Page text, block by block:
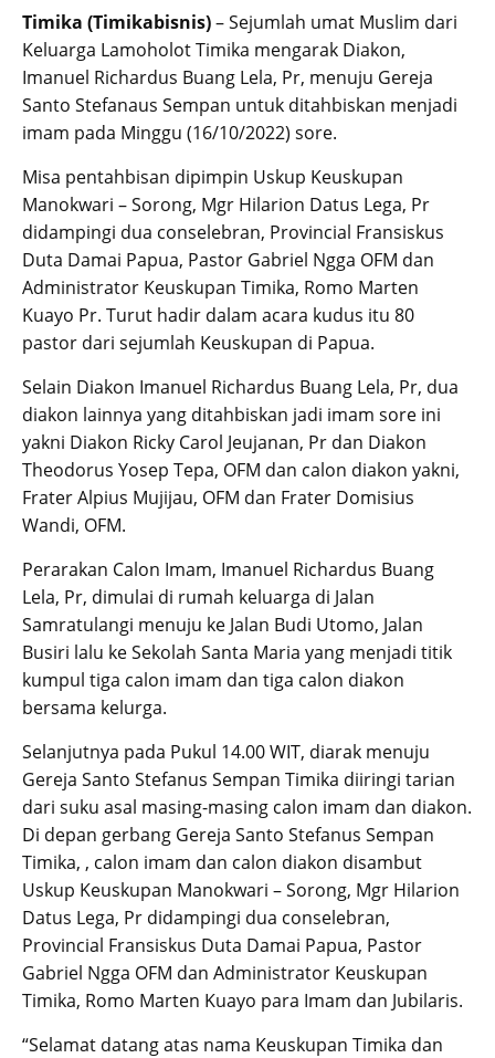
Timika (Timikabisnis)– Sejumlah umat Muslim dari
Keluarga Lamoholot Timika mengarak Diakon,
Imanuel Richardus Buang Lela, Pr, menuju Gereja
Santo Stefanaus Sempan untuk ditahbiskan menjadi
imam pada Minggu (16/10/2022) sore.
Misa pentahbisan dipimpin Uskup Keuskupan
Manokwari – Sorong, Mgr Hilarion Datus Lega, Pr
didampingi dua conselebran, Provincial Fransiskus
Duta Damai Papua, Pastor Gabriel Ngga OFM dan
Administrator Keuskupan Timika, Romo Marten
Kuayo Pr. Turut hadir dalam acara kudus itu 80
pastor dari sejumlah Keuskupan di Papua.
Selain Diakon Imanuel Richardus Buang Lela, Pr, dua
diakon lainnya yang ditahbiskan jadi imam sore ini
yakni Diakon Ricky Carol Jeujanan, Pr dan Diakon
Theodorus Yosep Tepa, OFM dan calon diakon yakni,
Frater Alpius Mujijau, OFM dan Frater Domisius
Wandi, OFM.
Perarakan Calon Imam, Imanuel Richardus Buang
Lela, Pr, dimulai di rumah keluarga di Jalan
Samratulangi menuju ke Jalan Budi Utomo, Jalan
Busiri lalu ke Sekolah Santa Maria yang menjadi titik
kumpul tiga calon imam dan tiga calon diakon
bersama kelurga.
Selanjutnya pada Pukul 14.00 WIT, diarak menuju
Gereja Santo Stefanus Sempan Timika diiringi tarian
dari suku asal masing-masing calon imam dan diakon.
Di depan gerbang Gereja Santo Stefanus Sempan
Timika, , calon imam dan calon diakon disambut
Uskup Keuskupan Manokwari – Sorong, Mgr Hilarion
Datus Lega, Pr didampingi dua conselebran,
Provincial Fransiskus Duta Damai Papua, Pastor
Gabriel Ngga OFM dan Administrator Keuskupan
Timika, Romo Marten Kuayo para Imam dan Jubilaris.
“Selamat datang atas nama Keuskupan Timika dan